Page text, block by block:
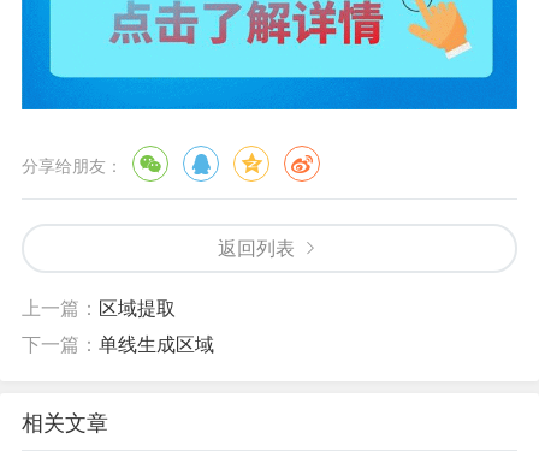
分享给朋友：
返回列表
上一篇： 区域提取
下一篇： 单线生成区域
相关文章